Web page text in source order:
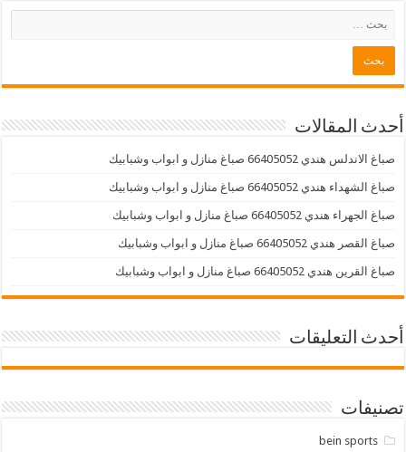
أحدث المقالات
صباغ الاندلس هندي 66405052 صباغ منازل و ابواب وشبابيك
صباغ الشهداء هندي 66405052 صباغ منازل و ابواب وشبابيك
صباغ الجهراء هندي 66405052 صباغ منازل و ابواب وشبابيك
صباغ القصر هندي 66405052 صباغ منازل و ابواب وشبابيك
صباغ القرين هندي 66405052 صباغ منازل و ابواب وشبابيك
أحدث التعليقات
تصنيفات
bein sports